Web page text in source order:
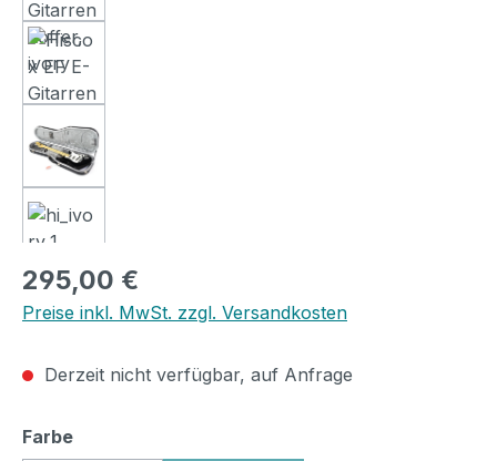
Regulärer Preis:
295,00 €
Preise inkl. MwSt. zzgl. Versandkosten
Derzeit nicht verfügbar, auf Anfrage
Farbeauswählen